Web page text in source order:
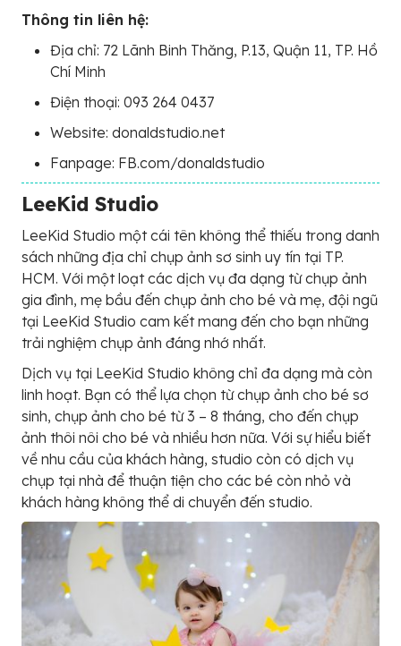
Thông tin liên hệ:
Địa chỉ: 72 Lãnh Binh Thăng, P.13, Quận 11, TP. Hồ
Chí Minh
Điện thoại: 093 264 0437
Website: donaldstudio.net
Fanpage: FB.com/donaldstudio
LeeKid Studio
LeeKid Studio một cái tên không thể thiếu trong danh
sách những địa chỉ chụp ảnh sơ sinh uy tín tại TP.
HCM. Với một loạt các dịch vụ đa dạng từ chụp ảnh
gia đình, mẹ bầu đến chụp ảnh cho bé và mẹ, đội ngũ
tại LeeKid Studio cam kết mang đến cho bạn những
trải nghiệm chụp ảnh đáng nhớ nhất.
Dịch vụ tại LeeKid Studio không chỉ đa dạng mà còn
linh hoạt. Bạn có thể lựa chọn từ chụp ảnh cho bé sơ
sinh, chụp ảnh cho bé từ 3 – 8 tháng, cho đến chụp
ảnh thôi nôi cho bé và nhiều hơn nữa. Với sự hiểu biết
về nhu cầu của khách hàng, studio còn có dịch vụ
chụp tại nhà để thuận tiện cho các bé còn nhỏ và
khách hàng không thể di chuyển đến studio.